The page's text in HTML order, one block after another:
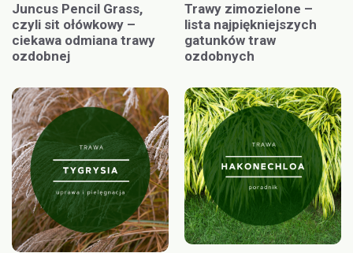
Juncus Pencil Grass,
czyli sit ołówkowy –
ciekawa odmiana trawy
ozdobnej
Trawy zimozielone –
lista najpiękniejszych
gatunków traw
ozdobnych